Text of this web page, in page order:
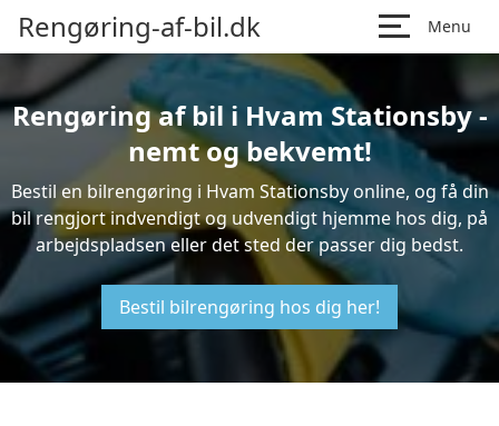
Rengøring-af-bil.dk Menu
Rengøring af bil i Hvam Stationsby -
nemt og bekvemt!
Bestil en bilrengøring i Hvam Stationsby online, og få din
bil rengjort indvendigt og udvendigt hjemme hos dig, på
arbejdspladsen eller det sted der passer dig bedst.
Bestil bilrengøring hos dig her!